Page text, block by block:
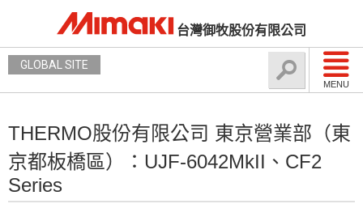
台灣御牧股份有限公司
MENU
GLOBAL SITE
THERMO股份有限公司 東京營業部（東
京都板橋區）：UJF-6042MkII、CF2
Series